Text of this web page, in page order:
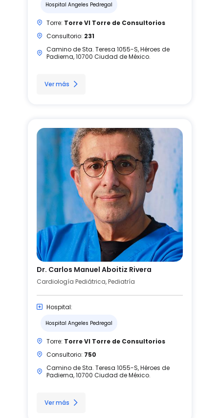
Hospital Angeles Pedregal
Torre: Torre VI Torre de Consultorios
Consultorio: 231
Camino de Sta. Teresa 1055-S, Héroes de
Padierna, 10700 Ciudad de México.
Ver más
Dr. Carlos Manuel Aboitiz Rivera
Cardiología Pediátrica, Pediatría
Hospital:
Hospital Angeles Pedregal
Torre: Torre VI Torre de Consultorios
Consultorio: 750
Camino de Sta. Teresa 1055-S, Héroes de
Padierna, 10700 Ciudad de México.
Ver más